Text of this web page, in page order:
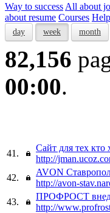
Way to success All about
about resume Courses
day week month
82,156
00:00.
41.
Сайт для тех кто
http://
42.
AVON
http://avon-
43.
ПРОФРОСТ
http://